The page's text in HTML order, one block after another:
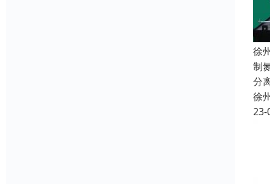
徐
制
分
徐
23-